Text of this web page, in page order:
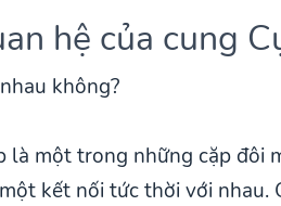
hệ của cung
là một trong những cặp đôi
kết nối tức thời với nhau.